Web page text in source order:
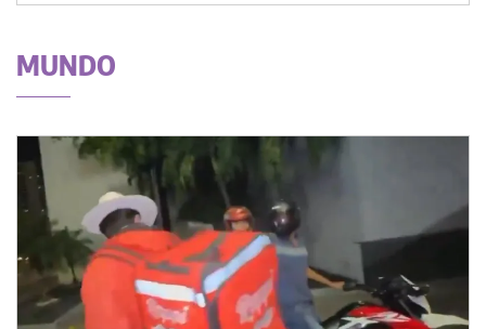
MUNDO